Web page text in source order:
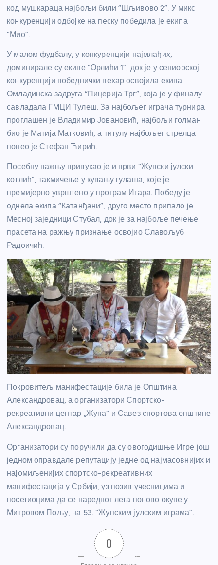
код мушкараца најбољи били “Шљивово 2”. У микс
конкуренцији одбојке на песку победила је екипа
“Мио”.
У малом фудбалу, у конкуренцији најмлађих,
доминирале су екипе “Орлићи 1”, док је у сениорској
конкуренцији победнички пехар освојила екипа
Омладинска задруга “Пицерија Трг”, која је у финалу
савладала ГМЦИ Тулеш. За најбољег играча турнира
проглашен је Владимир Јовановић, најбољи голман
био је Матија Матковић, а титулу најбољег стрелца
понео је Стефан Ћирић.
Посебну пажњу привукао је и први “Жупски јулски
котлић”, такмичење у кувању гулаша, које је
премијерно уврштено у програм Игара. Победу је
однела екипа “Катанђани”, друго место припало је
Месној заједници Стубал, док је за најбоље печење
прасета на ражњу признање освојио Славољуб
Радоичић.
Покровитељ манифестације била је Општина
Александровац, а организатори Спортско-
рекреативни центар „Жупа“ и Савез спортова општине
Александровац.
Организатори су поручили да су овогодишње Игре још
једном оправдале репутацију једне од најмасовнијих и
најомиљенијих спортско-рекреативних
манифестација у Србији, уз позив учесницима и
посетиоцима да се наредног лета поново окупе у
Митровом Пољу, на 53. “Жупским јулским играма”.
0